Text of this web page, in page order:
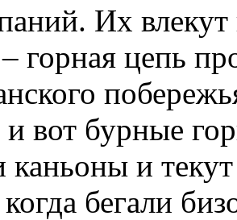
Их
горная цепь
и вот бурные
каньоны и
бегали